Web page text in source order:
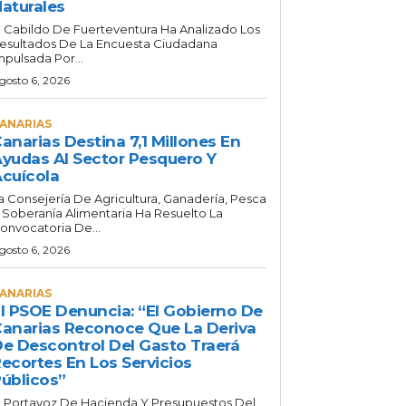
Cabildo De Fuerteventura Ha Analizado Los
De La Encuesta Ciudadana
Por...
6, 2026
Destina 7,1 Millones En
Al Sector Pesquero Y
Consejería De Agricultura, Ganadería, Pesca
Soberanía Alimentaria Ha Resuelto La
De...
6, 2026
PSOE Denuncia: “El Gobierno De
Reconoce Que La Deriva
Descontrol Del Gasto Traerá
En Los Servicios
Portavoz De Hacienda Y Presupuestos Del